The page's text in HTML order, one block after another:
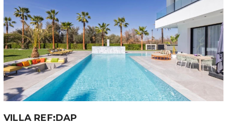
VILLA REF:DAP